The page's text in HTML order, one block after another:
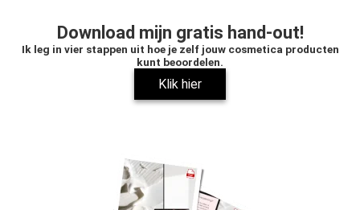
Download mijn gratis hand-out!
Ik leg in vier stappen uit hoe je zelf jouw cosmetica producten
kunt beoordelen.
Klik hier